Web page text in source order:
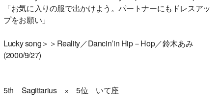
「お気に入りの服で出かけよう。パートナーにもドレスアッ
プをお願い」
Lucky song＞＞Reality／Dancin’in Hip－Hop／鈴木あみ
(2000/9/27)
5th Sagittarius × 5位 いて座